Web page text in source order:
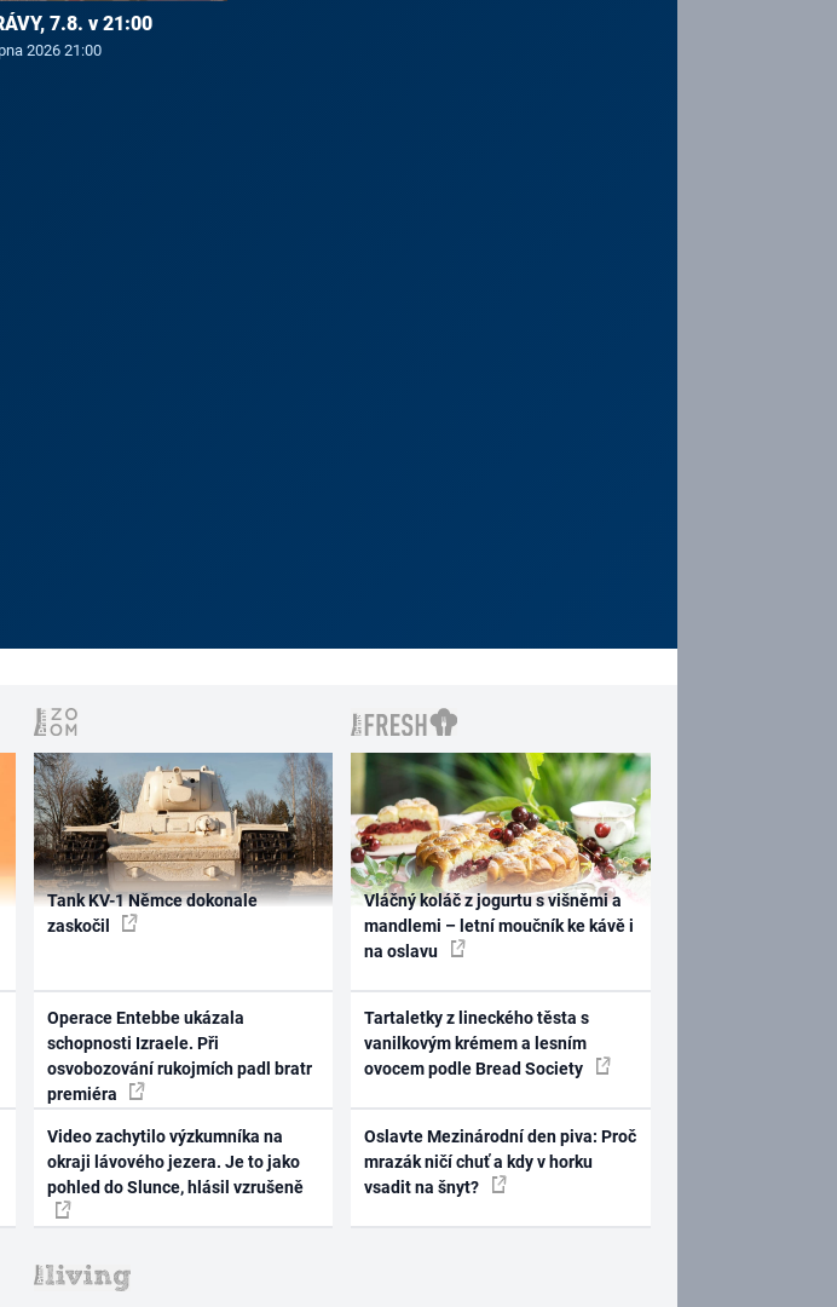
7.8. v 21:00
2026 21:00
Tank KV-1 Němce dokonale
zaskočil
Operace Entebbe ukázala
schopnosti Izraele. Při
osvobozování rukojmích padl bratr
premiéra
Video zachytilo výzkumníka na
okraji lávového jezera. Je to jako
pohled do Slunce, hlásil vzrušeně
Vláčný koláč z jogurtu s višněmi a
mandlemi – letní moučník ke kávě i
na oslavu
Tartaletky z lineckého těsta s
vanilkovým krémem a lesním
ovocem podle Bread Society
Oslavte Mezinárodní den piva: Proč
mrazák ničí chuť a kdy v horku
vsadit na šnyt?